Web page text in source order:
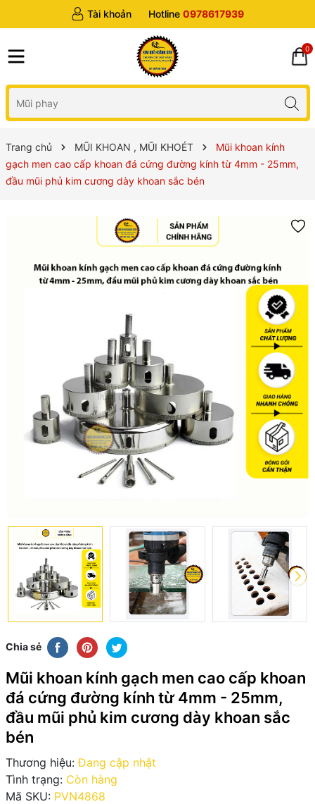
Tài khoản Hotline 0978617939
0
Trang chủ MŨI KHOAN , MŨI KHOÉT
Mũi khoan kính
gạch men cao cấp khoan đá cứng đường kính từ 4mm - 25mm,
đầu mũi phủ kim cương dày khoan sắc bén
Chia sẻ
Mũi khoan kính gạch men cao cấp khoan
đá cứng đường kính từ 4mm - 25mm,
đầu mũi phủ kim cương dày khoan sắc
bén
Thương hiệu: Đang cập nhật
Tình trạng: Còn hàng
Mã SKU: PVN4868